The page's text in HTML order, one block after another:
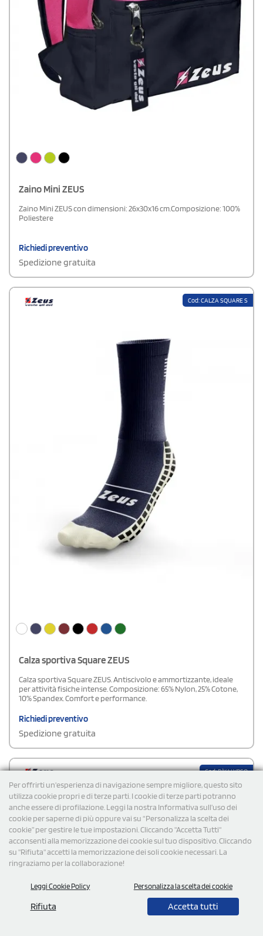
Per offrirti un'esperienza di navigazione sempre migliore, questo sito
utilizza cookie propri e di terze parti. I cookie di terze parti potranno
anche essere di profilazione. Leggi la nostra Informativa sull’uso dei
cookie per saperne di più oppure vai su “Personalizza la scelta dei
cookie” per gestire le tue impostazioni. Cliccando "Accetta Tutti"
acconsenti alla memorizzazione dei cookie sul tuo dispositivo. Cliccando
su "Rifiuta" accetti la memorizzazione dei soli cookie necessari. La
ringraziamo per la collaborazione!
Leggi Cookie Policy Personalizza la scelta dei cookie
Rifiuta Accetta tutti
Zaino Mini ZEUS
Zaino Mini ZEUS con dimensioni: 26x30x16 cm.Composizione: 100%
Poliestere
Richiedi preventivo
Spedizione gratuita
Cod: CALZA SQUARE S
Calza sportiva Square ZEUS
Calza sportiva Square ZEUS. Antiscivolo e ammortizzante, ideale
per attività fisiche intense. Composizione: 65% Nylon, 25% Cotone,
10% Spandex. Comfort e performance.
Richiedi preventivo
Spedizione gratuita
Cod: P/KALYPSO